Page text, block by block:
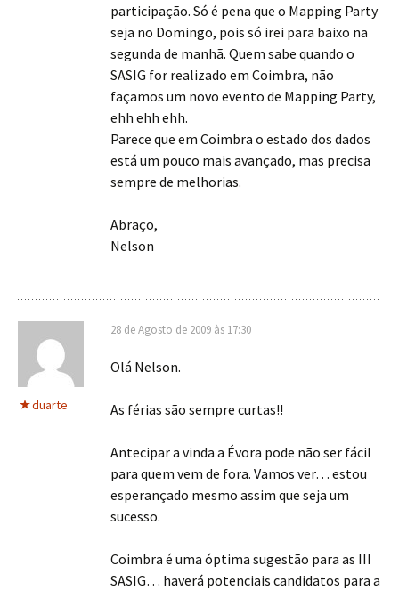
participação. Só é pena que o Mapping Party
seja no Domingo, pois só irei para baixo na
segunda de manhã. Quem sabe quando o
SASIG for realizado em Coimbra, não
façamos um novo evento de Mapping Party,
ehh ehh ehh.
Parece que em Coimbra o estado dos dados
está um pouco mais avançado, mas precisa
sempre de melhorias.
Abraço,
Nelson
duarte
28 de Agosto de 2009 às 17:30
Olá Nelson.
As férias são sempre curtas!!
Antecipar a vinda a Évora pode não ser fácil
para quem vem de fora. Vamos ver… estou
esperançado mesmo assim que seja um
sucesso.
Coimbra é uma óptima sugestão para as III
SASIG… haverá potenciais candidatos para a